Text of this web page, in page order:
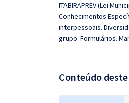
ITABIRAPREV (Lei
Conhecimentos
interpessoais.
grupo. Formulários.
Conteúdo